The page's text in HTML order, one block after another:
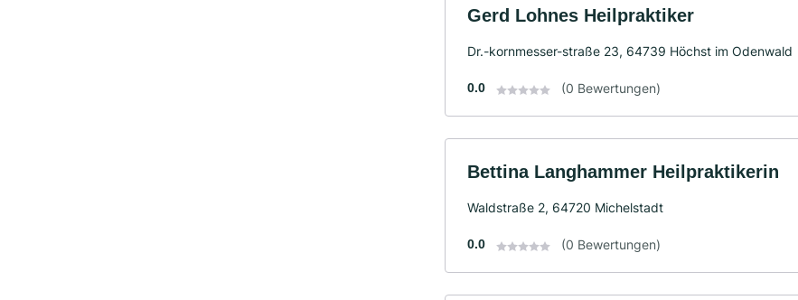
Gerd Lohnes Heilpraktiker
Dr.-kornmesser-straße 23, 64739 Höchst im Odenwald
0.0 (0 Bewertungen)
Bettina Langhammer Heilpraktikerin
Waldstraße 2, 64720 Michelstadt
0.0 (0 Bewertungen)